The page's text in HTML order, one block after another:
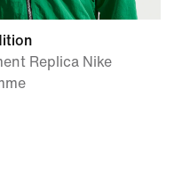
Replica Nike